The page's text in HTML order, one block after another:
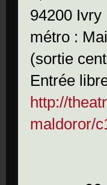
94200 Ivry
métro :
(sortie
Entrée
http://
maldoror/